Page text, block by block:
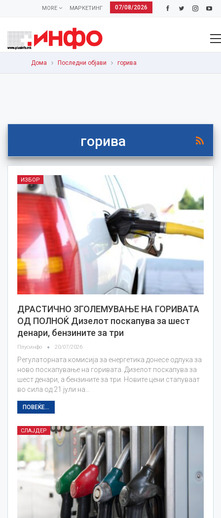
07/08/2026
МАРКЕТИНГ
MORE
Дома Последни објави горива
горива
ИЗБОР
ДРАСТИЧНО ЗГОЛЕМУВАЊЕ НА ГОРИВАТА
ОД ПОЛНОЌ Дизелот поскапува за шест
денари, бензините за три
Плусинфо 20/07/2026
Регулаторната комисија за енергетика донесе одлука за
ново поскапување на горивата. Дизелот поскапува за
шест денари, а бензините за три. Новите цени стапуваат
во сила од 21 јули на…
ПОВЕЌЕ...
СЛАЈДЕР